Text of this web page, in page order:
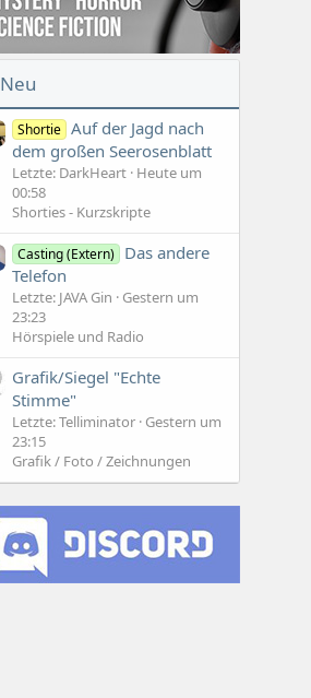
Neu
Shortie Auf der Jagd nach
dem großen Seerosenblatt
Letzte: DarkHeart Heute um
00:58
Shorties - Kurzskripte
Casting (Extern) Das andere
Telefon
Letzte: JAVA Gin
Gestern um
23:23
Hörspiele und Radio
Grafik/Siegel "Echte
Stimme"
Letzte: Telliminator Gestern um
23:15
Grafik / Foto / Zeichnungen